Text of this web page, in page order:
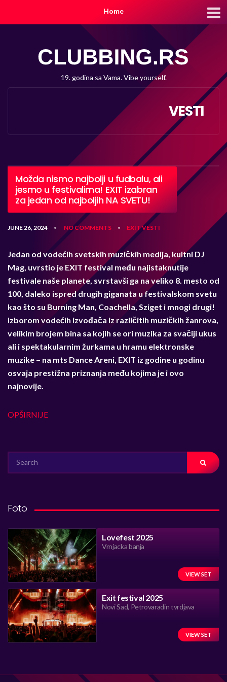
Home
19. godina sa Vama. Vibe yourself.
VESTI
Možda nismo najbolji u fudbalu, ali
jesmo u festivalima! EXIT izabran
za jedan od najboljih NA SVETU!
JUNE 26, 2024 • NO COMMENTS • EXITVESTI
Jedan od vodećih svetskih muzičkih medija, kultni DJ
Mag, uvrstio je EXIT festival među najistaknutije
festivale naše planete, svrstavši ga na veliko 8. mesto od
100, daleko ispred drugih giganata u festivalskom svetu
kao što su Burning Man, Coachella, Sziget i mnogi drugi!
Izborom vodećih izvođača iz različitih muzičkih žanrova,
velikim brojem bina sa kojih se ori muzika za svačiji ukus
ali i spektakularnim žurkama u hramu elektronske
muzike – na mts Dance Areni, EXIT iz godine u godinu
osvaja prestižna priznanja među kojima je i ovo
najnovije.
OPŠIRNIJE
FOR:
Foto
Lovefest 2025
Vrnjacka banja
VIEW SET
Exit festival 2025
Novi Sad, Petrovaradin tvrdjava
VIEW SET